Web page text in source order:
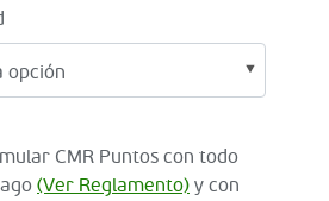
CMR Puntos con todo
(Ver Reglamento) y con